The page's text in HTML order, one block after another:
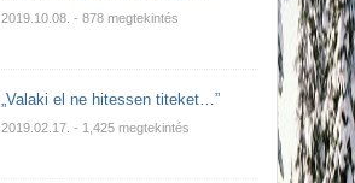
2019.10.08. - 878 megtekintés
„Valaki el ne hitessen titeket…”
2019.02.17. - 1,425 megtekintés